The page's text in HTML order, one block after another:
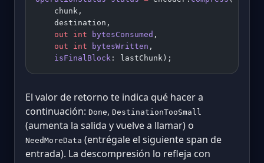
    chunk,
    destination,
    out
int bytesConsumed ,
    out
int bytesWritten ,
    isFinalBlock
: lastChunk);
El valor de retorno te indica qué hacer a
continuación: Done, DestinationTooSmall
(aumenta la salida y vuelve a llamar) o
NeedMoreData (entrégale el siguiente span de
entrada). La descompresión lo refleja con